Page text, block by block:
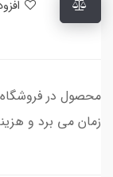
زمان می برد و